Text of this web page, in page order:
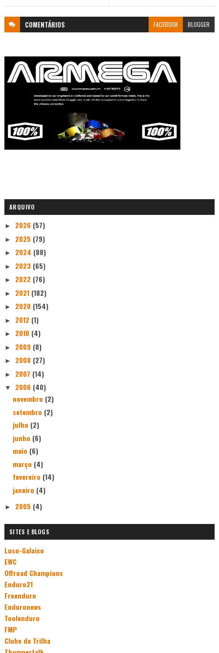
COMENTÁRIOS FACEBOOK BLOGGER
ARQUIVO
► 2026 (57)
► 2025 (79)
► 2024 (88)
► 2023 (65)
► 2022 (76)
► 2021 (182)
► 2020 (154)
► 2012 (1)
► 2010 (4)
► 2009 (8)
► 2008 (27)
► 2007 (14)
▼ 2006 (40)
novembro (2)
setembro (2)
julho (2)
junho (6)
maio (6)
março (4)
fevereiro (14)
janeiro (4)
► 2005 (4)
SITES E BLOGS
Luso-Galaico
EWC
Offroad Champions
Enduro21
Freenduro
Enduronews
Toolenduro
FMP
Clube da Trilha